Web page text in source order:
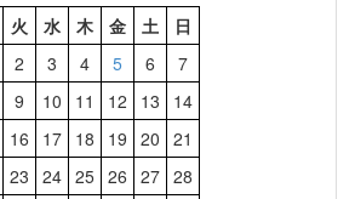
火 水 木 金 土
日
2 3 4 5 6
7
9 10 11 12 13
14
16 17 18 19 20 21
23 24 25 26 27 28